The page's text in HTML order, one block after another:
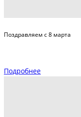
Поздравляем с 8 марта
Подробнее